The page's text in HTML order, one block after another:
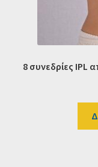
8 συνεδρίες IPL